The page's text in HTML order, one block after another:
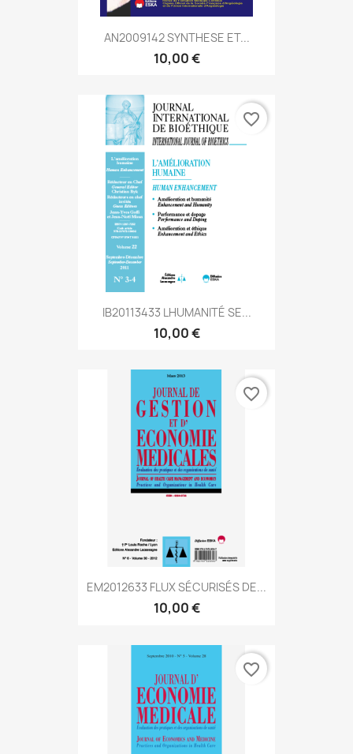
AN2009142 SYNTHESE ET...
10,00 €
IB20113433 LHUMANITÉ SE...
10,00 €
favorite_border
EM2012633 FLUX SÉCURISÉS DE...
10,00 €
favorite_border
favorite_border